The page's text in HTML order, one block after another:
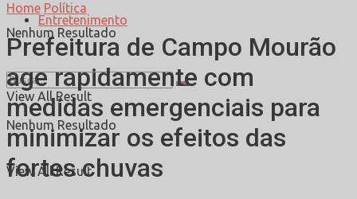
Entretenimento
Nenhum Resultado
View All Result
Nenhum Resultado
View All Result
Home Política
Prefeitura de Campo Mourão
age rapidamente com
medidas emergenciais para
minimizar os efeitos das
fortes chuvas